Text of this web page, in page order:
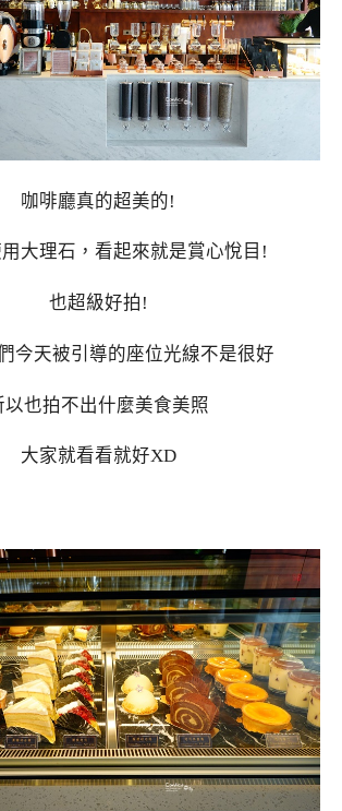
咖啡廳真的超美的!
大理石，看起來就是賞心悅目!
也超級好拍!
今天被引導的座位光線不是很好
以也拍不出什麼美食美照
大家就看看就好XD